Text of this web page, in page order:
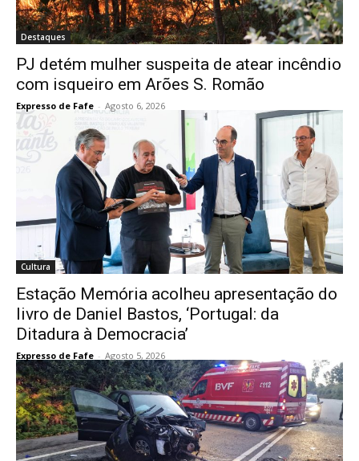
Destaques
PJ detém mulher suspeita de atear incêndio
com isqueiro em Arões S. Romão
Expresso de Fafe - Agosto 6, 2026
Cultura
Estação Memória acolheu apresentação do
livro de Daniel Bastos, ‘Portugal: da
Ditadura à Democracia’
Expresso de Fafe - Agosto 5, 2026